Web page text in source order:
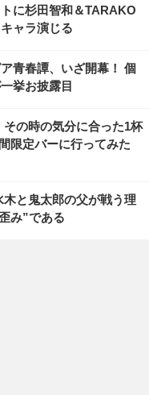
に杉田智和＆TARAKO
ャラ演じる
青春譚、いざ開幕！ 個
挙お披露目
その時の気分に合った1杯
限定バーに行ってみた
木と鬼太郎の父が戦う理
み”である